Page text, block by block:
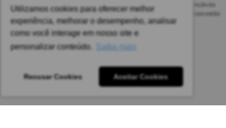
Utilizamos cookies para oferecer melhor
experiência, melhorar o desempenho, analisar
como você interage em nosso site e
personalizar conteúdo.
Saiba mais
Recusar Cookies Aceitar Cookies
As safras dos vinhos poderão ser diferentes das informadas no site em função da
disponibilidade do nosso estoque. Alteração de preços e condições comerciais estão
sujeitas a alteração sem aviso prévio.
Pedido mínimo: R$ 1.650,00 para todas as regiões.
Imagens meramente ilustrativas.